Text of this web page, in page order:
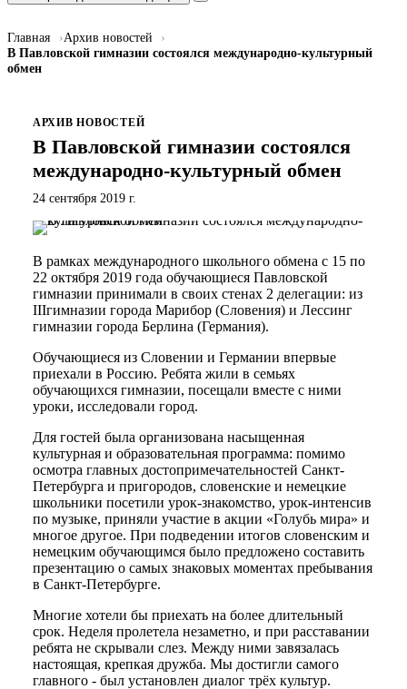
Главная
Архив новостей
В Павловской гимназии состоялся международно-культурный
обмен
АРХИВ НОВОСТЕЙ
В Павловской гимназии состоялся
международно-культурный обмен
24 сентября 2019 г.
В рамках международного школьного обмена с 15 по
22 октября 2019 года обучающиеся Павловской
гимназии принимали в своих стенах 2 делегации: из
IIIгимназии города Марибор (Словения) и Лессинг
гимназии города Берлина (Германия).
Обучающиеся из Словении и Германии впервые
приехали в Россию. Ребята жили в семьях
обучающихся гимназии, посещали вместе с ними
уроки, исследовали город.
Для гостей была организована насыщенная
культурная и образовательная программа: помимо
осмотра главных достопримечательностей Санкт-
Петербурга и пригородов, словенские и немецкие
школьники посетили урок-знакомство, урок-интенсив
по музыке, приняли участие в акции «Голубь мира» и
многое другое. При подведении итогов словенским и
немецким обучающимся было предложено составить
презентацию о самых знаковых моментах пребывания
в Санкт-Петербурге.
Многие хотели бы приехать на более длительный
срок. Неделя пролетела незаметно, и при расставании
ребята не скрывали слез. Между ними завязалась
настоящая, крепкая дружба. Мы достигли самого
главного - был установлен диалог трёх культур.